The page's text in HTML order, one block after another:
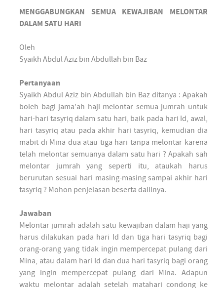
MENGGABUNGKAN SEMUA KEWAJIBAN MELONTAR
DALAM SATU HARI
Oleh
Syaikh Abdul Aziz bin Abdullah bin Baz
Pertanyaan
Syaikh Abdul Aziz bin Abdullah bin Baz ditanya : Apakah
boleh bagi jama'ah haji melontar semua jumrah untuk
hari-hari tasyriq dalam satu hari, baik pada hari Id, awal,
hari tasyriq atau pada akhir hari tasyriq, kemudian dia
mabit di Mina dua atau tiga hari tanpa melontar karena
telah melontar semuanya dalam satu hari ? Apakah sah
melontar jumrah yang seperti itu, ataukah harus
berurutan sesuai hari masing-masing sampai akhir hari
tasyriq ? Mohon penjelasan beserta dalilnya.
Jawaban
Melontar jumrah adalah satu kewajiban dalam haji yang
harus dilakukan pada hari Id dan tiga hari tasyriq bagi
orang-orang yang tidak ingin mempercepat pulang dari
Mina, atau dalam hari Id dan dua hari tasyriq bagi orang
yang ingin mempercepat pulang dari Mina. Adapun
waktu melontar adalah setelah matahari condong ke